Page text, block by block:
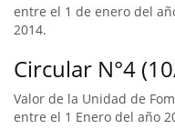
entre el 1 de enero del
2014.
Circular N°4
Valor de la Unidad de
entre el 1 Enero del año